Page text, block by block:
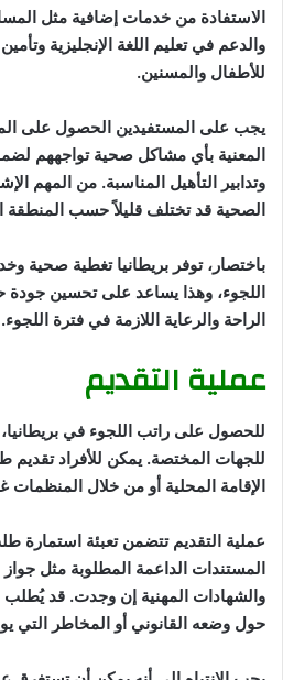
الاستفادة من خدمات إضافية مثل
والدعم في تعليم اللغة الإنجليزية
للأطفال والمسنين.
يجب على المستفيدين الحصول على
المعنية بأي مشاكل صحية تواجههم
وتدابير التأهيل المناسبة. من المهم
الصحية قد تختلف قليلاً حسب المنطقة
باختصار، توفر بريطانيا تغطية صحية
اللجوء، وهذا يساعد على تحسين جودة
الراحة والرعاية اللازمة في فترة اللجوء.
عملية التقديم
للحصول على راتب اللجوء في
للجهات المختصة. يمكن للأفراد
الإقامة المحلية أو من خلال المنظمات
عملية التقديم تتضمن تعبئة استمارة
المستندات الداعمة المطلوبة مثل
والشهادات المهنية إن وجدت. قد يُطلب
حول وضعه القانوني أو المخاطر التي